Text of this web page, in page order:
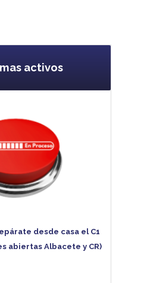
activos
desde casa el C1
abiertas Albacete y CR)